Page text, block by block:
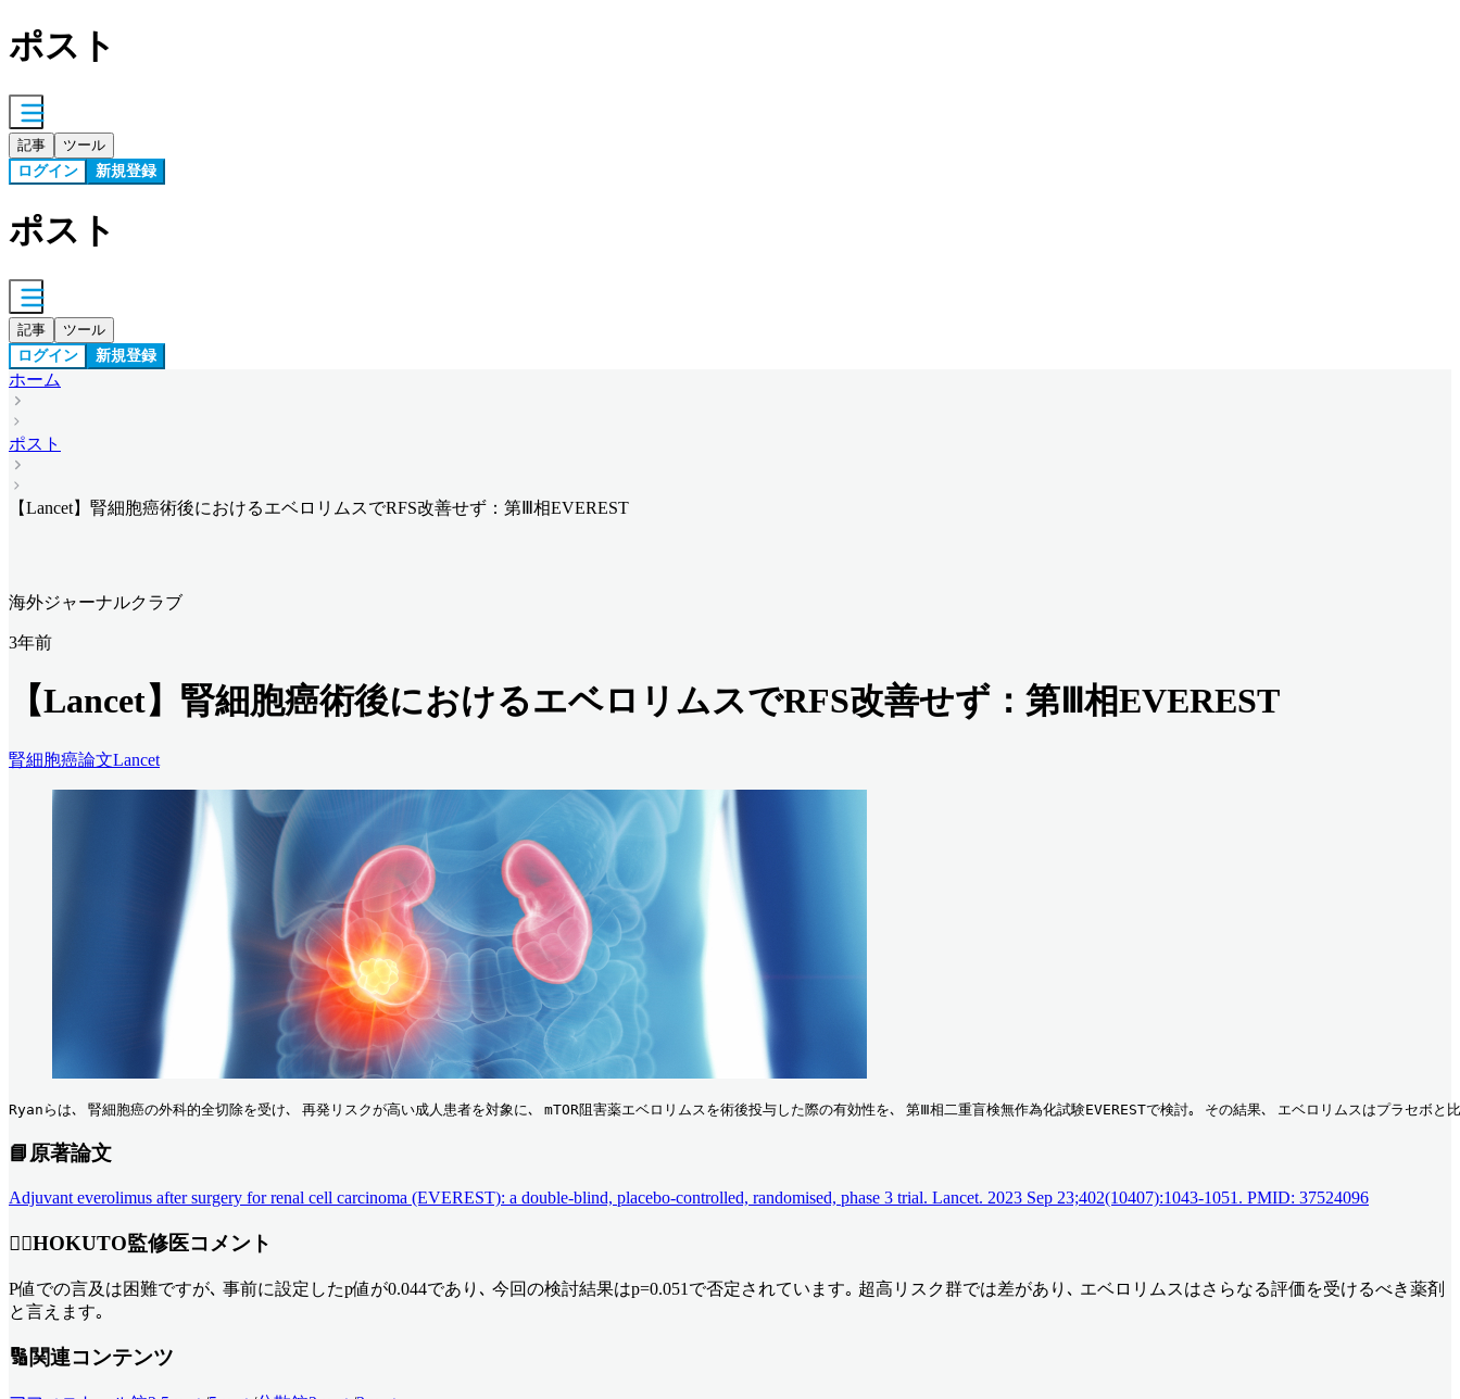
ポスト
記事 ツール
ログイン 新規登録
ポスト
記事 ツール
ログイン 新規登録
ホーム
ポスト
【Lancet】腎細胞癌術後におけるエベロリムスでRFS改善せず：第Ⅲ相EVEREST
海外ジャーナルクラブ
3年前
【Lancet】腎細胞癌術後におけるエベロリムスでRFS改善せず：第Ⅲ相EVEREST
腎細胞癌論文Lancet
Ryanらは､ 腎細胞癌の外科的全切除を受け､ 再発リスクが高い成人患者を対象に､ mTOR阻害薬エベロリムスを術後投与した際の有効性を､ 第Ⅲ相二重盲検無作為化試験EVERESTで検討｡ その結果､ エベロリムスはプラセ
📘原著論文
Adjuvant everolimus after surgery for renal cell carcinoma (EVEREST): a double-blind, placebo-controlled, randomised, phase 3 trial. Lancet. 2023 Sep 23;402(10407):1043-1051. PMID: 37524096
👨‍⚕️HOKUTO監修医コメント
P値での言及は困難ですが､ 事前に設定したp値が0.044であり､ 今回の検討結果はp=0.051で否定されています｡ 超高リスク群では差があり､ エベロリムスはさらなる評価を受けるべき薬剤
と言えます｡
🔢関連コンテンツ